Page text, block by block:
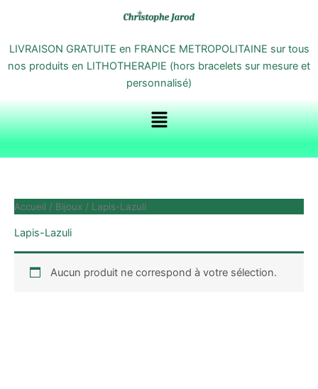
contenu
LIVRAISON GRATUITE en FRANCE METROPOLITAINE sur tous
nos produits en LITHOTHERAPIE (hors bracelets sur mesure et
personnalisé)
Menu
Accueil / Bijoux / Lapis-Lazuli
Lapis-Lazuli
Aucun produit ne correspond à votre sélection.